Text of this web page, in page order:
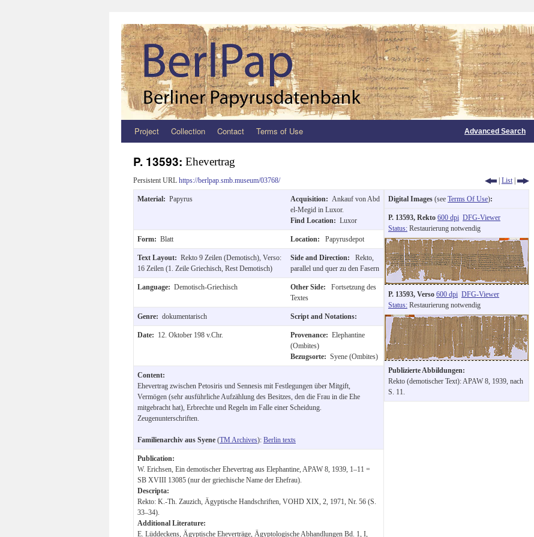
Zum
springen
Project Collection Contact Terms of Use Advanced Search
P. 13593: Ehevertrag
Persistent URL https://berlpap.smb.museum/03768/ | List |
Material: Papyrus Acquisition: Ankauf von Abd
el-Megid in Luxor.
Find Location: Luxor
Form: Blatt Location: Papyrusdepot
Text Layout: Rekto 9 Zeilen (Demotisch), Verso:
16 Zeilen (1. Zeile Griechisch, Rest Demotisch)
Side and Direction:
Rekto,
parallel und quer zu den Fasern
Language: Demotisch-Griechisch Other Side:
Fortsetzung des
Textes
Genre: dokumentarisch Script and Notations:
Date: 12. Oktober 198 v.Chr. Provenance: Elephantine
(Ombites)
Bezugsorte: Syene (Ombites)
Content:
Ehevertrag zwischen Petosiris und Sennesis mit Festlegungen über Mitgift,
Vermögen (sehr ausführliche Aufzählung des Besitzes, den die Frau in die Ehe
mitgebracht hat), Erbrechte und Regeln im Falle einer Scheidung.
Zeugenunterschriften.
Familienarchiv aus Syene (TM Archives): Berlin texts
Publication:
W. Erichsen, Ein demotischer Ehevertrag aus Elephantine, APAW 8, 1939, 1–11 =
SB XVIII 13085 (nur der griechische Name der Ehefrau).
Descripta:
Rekto: K.-Th. Zauzich, Ägyptische Handschriften, VOHD XIX, 2, 1971, Nr. 56 (S.
33–34).
Additional Literature:
E. Lüddeckens, Ägyptische Eheverträge, Ägyptologische Abhandlungen Bd. 1, I,
Digital Images (see Terms Of Use):
P. 13593, Rekto 600 dpi DFG-Viewer
Status: Restaurierung notwendig
P. 13593, Verso 600 dpi DFG-Viewer
Status: Restaurierung notwendig
Publizierte Abbildungen:
Rekto (demotischer Text): APAW 8, 1939, nach
S. 11.